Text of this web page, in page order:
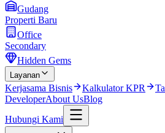
Gudang
Properti Baru
Office
Secondary
Hidden Gems
Layanan
Kerjasama Bisnis Kalkulator KPR
DeveloperAbout UsBlog
Hubungi Kami